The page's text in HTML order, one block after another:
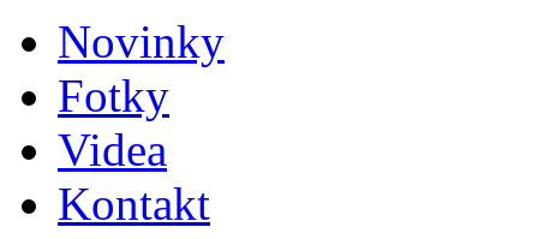
Novinky
Fotky
Videa
Kontakt